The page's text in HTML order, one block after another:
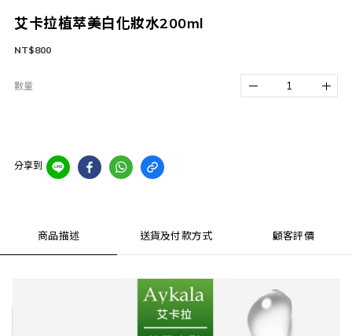
艾卡拉植萃美白化妝水200ml
NT$800
數量
分享到
商品描述 送貨及付款方式 顧客評價